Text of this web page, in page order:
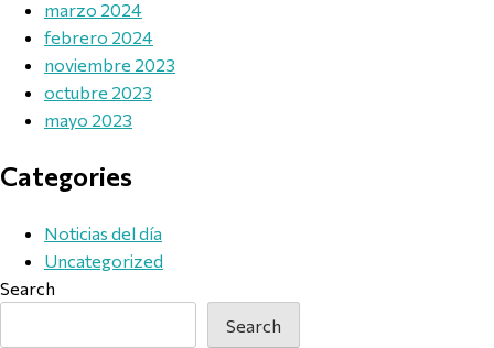
marzo 2024
febrero 2024
noviembre 2023
octubre 2023
mayo 2023
Categories
Noticias del día
Uncategorized
Search
Search